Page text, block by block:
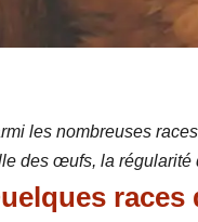
les nombreuses
des œufs, la régularité